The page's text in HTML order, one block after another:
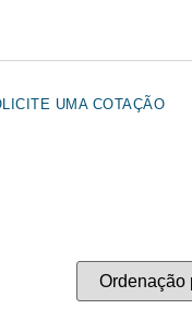
UMA COTAÇÃO